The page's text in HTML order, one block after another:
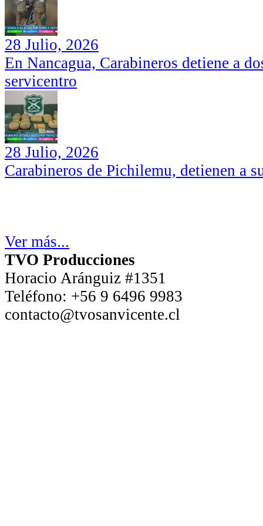
28 Julio, 2026
En Nancagua, Carabineros detiene a
servicentro
28 Julio, 2026
Carabineros de Pichilemu, detienen a
Ver más...
TVO Producciones
Horacio Aránguiz #1351
Teléfono: +56 9 6496 9983
contacto@tvosanvicente.cl